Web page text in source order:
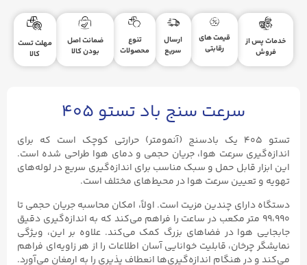
خدمات پس از
فروش
قیمت های
رقابتی
ارسال
سریع
تنوع
محصولات
ضمانت اصل
بودن کالا
مهلت تست
کالا
سرعت سنج باد تستو ۴۰۵
تستو ۴۰۵ یک بادسنج (آنمومتر) حرارتی کوچک است که برای
اندازه‌گیری سرعت هوا، جریان حجمی و دمای هوا طراحی شده است.
این ابزار قابل حمل و سبک مناسب برای اندازه‌گیری سریع در لوله‌های
تهویه و تعیین سرعت هوا در محیط‌های مختلف است.
دستگاه دارای چندین مزیت است. اولاً، امکان محاسبه جریان حجمی تا
۹۹،۹۹۰ متر مکعب در ساعت را فراهم می‌کند که به اندازه‌گیری دقیق
جابجایی هوا در فضاهای بزرگ کمک می‌کند. علاوه بر این، ویژگی
نمایشگر چرخان، قابلیت خوانایی آسان اطلاعات را از هر زاویه‌ای فراهم
می‌کند و در هنگام اندازه‌گیری‌ها انعطاف پذیری را به ارمغان می‌آورد.